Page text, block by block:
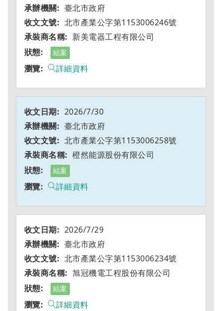
臺北市政府
北市產業公字第1153006246號
新美電器工程有限公司
結案
詳細資料
2026/7/30
臺北市政府
北市產業公字第1153006258號
橙然能源股份有限公司
結案
詳細資料
2026/7/29
臺北市政府
北市產業公字第1153006234號
旭冠機電工程股份有限公司
結案
詳細資料